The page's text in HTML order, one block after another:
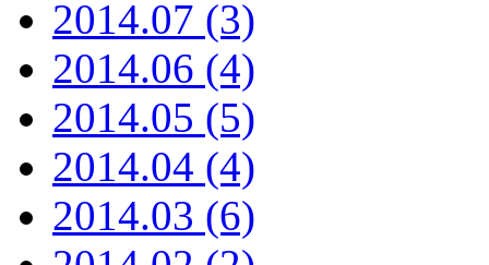
2014.07 (3)
2014.06 (4)
2014.05 (5)
2014.04 (4)
2014.03 (6)